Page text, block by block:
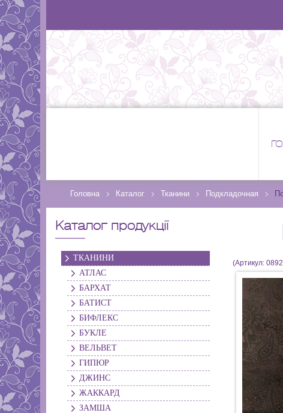
Головна Каталог Тканини Подкладочная
Каталог продукції
ТКАНИНИ
АТЛАС
БАРХАТ
БАТИСТ
БИФЛЕКС
БУКЛЕ
ВЕЛЬВЕТ
ГИПЮР
ДЖИНС
ЖАККАРД
ЗАМША
(Артикул:0892